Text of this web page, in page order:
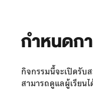
กำหนดก
กิจกรรมนี้จะเปิดรับ
สามารถดูแลผู้เรียน